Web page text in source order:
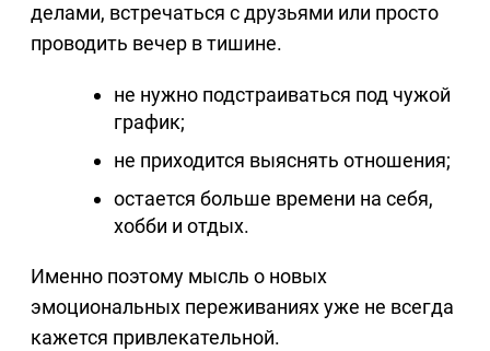
делами, встречаться с друзьями или просто
проводить вечер в тишине.
не нужно подстраиваться под чужой
график;
не приходится выяснять отношения;
остается больше времени на себя,
хобби и отдых.
Именно поэтому мысль о новых
эмоциональных переживаниях уже не всегда
кажется привлекательной.